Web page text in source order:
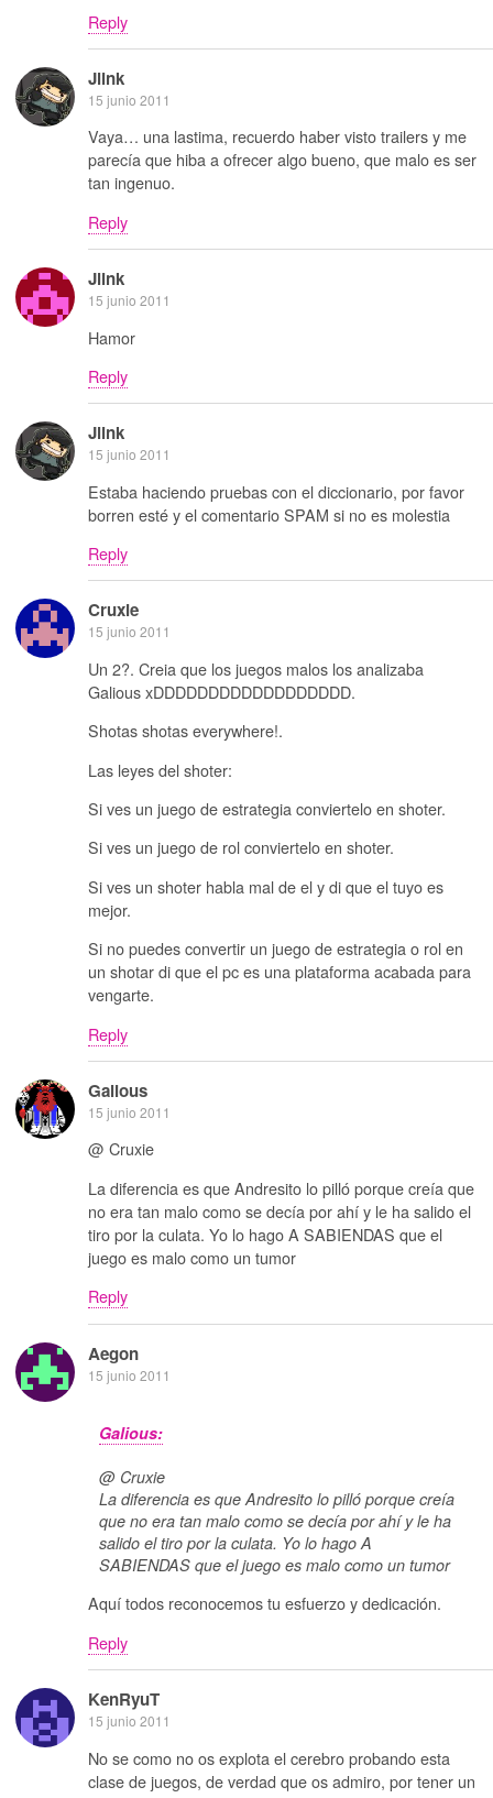
Reply
Jlink
15 junio 2011
Vaya… una lastima, recuerdo haber visto trailers y me
parecía que hiba a ofrecer algo bueno, que malo es ser
tan ingenuo.
Reply
Jlink
15 junio 2011
Hamor
Reply
Jlink
15 junio 2011
Estaba haciendo pruebas con el diccionario, por favor
borren esté y el comentario SPAM si no es molestia
Reply
Cruxie
15 junio 2011
Un 2?. Creia que los juegos malos los analizaba
Galious xDDDDDDDDDDDDDDDDDD.
Shotas shotas everywhere!.
Las leyes del shoter:
Si ves un juego de estrategia conviertelo en shoter.
Si ves un juego de rol conviertelo en shoter.
Si ves un shoter habla mal de el y di que el tuyo es
mejor.
Si no puedes convertir un juego de estrategia o rol en
un shotar di que el pc es una plataforma acabada para
vengarte.
Reply
Galious
15 junio 2011
@ Cruxie
La diferencia es que Andresito lo pilló porque creía que
no era tan malo como se decía por ahí y le ha salido el
tiro por la culata. Yo lo hago A SABIENDAS que el
juego es malo como un tumor
Reply
Aegon
15 junio 2011
Galious:
@ Cruxie
La diferencia es que Andresito lo pilló porque creía
que no era tan malo como se decía por ahí y le ha
salido el tiro por la culata. Yo lo hago A
SABIENDAS que el juego es malo como un tumor
Aquí todos reconocemos tu esfuerzo y dedicación.
Reply
KenRyuT
15 junio 2011
No se como no os explota el cerebro probando esta
clase de juegos, de verdad que os admiro, por tener un